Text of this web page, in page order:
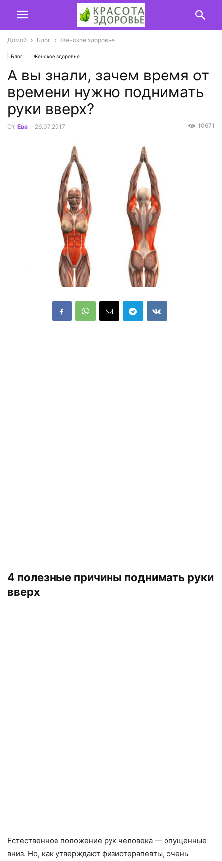
Домой Блог Женское здоровье
Блог Женское здоровье
А вы знали, зачем время от
времени нужно поднимать
руки вверх?
От Ева - 26.07.2017 10671
4 полезные причины поднимать руки
вверх
Естественное положение рук человека — опущенные
вниз. Но, как утверждают физиотерапевты, очень